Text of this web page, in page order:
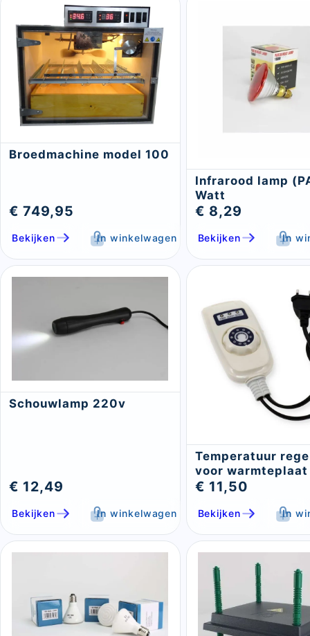
Broedmachine model 100
€ 749,95
Bekijken In winkelwagen
Infrarood lamp
Watt
€ 8,29
Bekijken In
Schouwlamp 220v
€ 12,49
Bekijken In winkelwagen
Temperatuur
voor warmteplaat
€ 11,50
Bekijken In